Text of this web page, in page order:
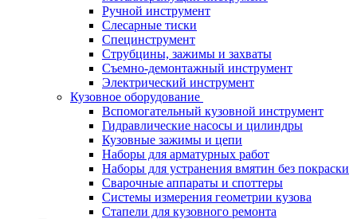
Ручной инструмент
Слесарные тиски
Специнструмент
Струбцины, зажимы и захваты
Съемно-демонтажный инструмент
Электрический инструмент
Кузовное оборудование
Вспомогательный кузовной инструмент
Гидравлические насосы и цилиндры
Кузовные зажимы и цепи
Наборы для арматурных работ
Наборы для устранения вмятин без покраски
Сварочные аппараты и споттеры
Системы измерения геометрии кузова
Стапели для кузовного ремонта